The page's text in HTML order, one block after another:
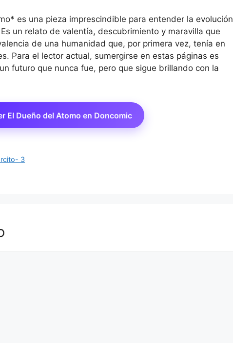
es una pieza imprescindible para entender la evolución
un relato de valentía, descubrimiento y maravilla que
de una humanidad que, por primera vez, tenía en
Para el lector actual, sumergirse en estas páginas es
futuro que nunca fue, pero que sigue brillando con la
El Dueño del Atomo en Doncomic
3